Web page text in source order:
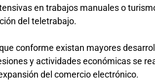
en trabajos manuales o
del teletrabajo.
conforme existan mayores
y actividades económicas se
del comercio electrónico.